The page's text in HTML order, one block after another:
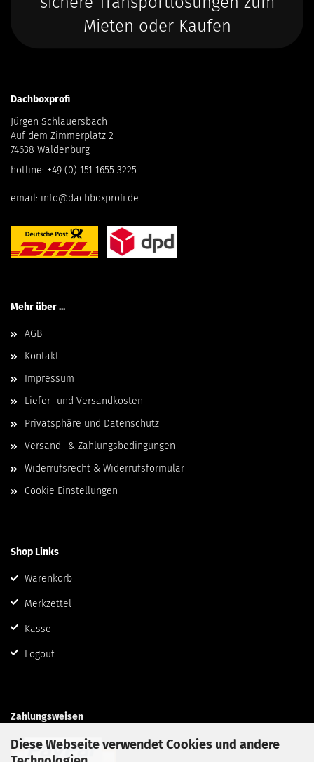
Diese Webseite verwendet Cookies und andere
Mieten oder Kaufen
Dachboxprofi
Jürgen Schlauersbach
Auf dem Zimmerplatz 2
74638 Waldenburg
hotline: +49 (0) 151 1655 3225
email: info@dachboxprofi.de
Mehr über ...
AGB
Kontakt
Impressum
Liefer- und Versandkosten
Privatsphäre und Datenschutz
Versand- & Zahlungsbedingungen
Widerrufsrecht & Widerrufsformular
Cookie Einstellungen
Shop Links
Warenkorb
Merkzettel
Kasse
Logout
Zahlungsweisen